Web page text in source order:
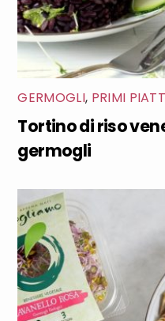
GERMOGLI, PRIMI
Tortino di riso
germogli